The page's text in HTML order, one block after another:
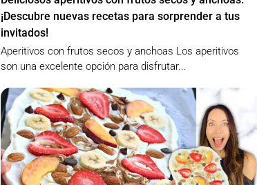
¡Descubre nuevas recetas para sorprender a tus
invitados!
Aperitivos con frutos secos y anchoas Los aperitivos
son una excelente opción para disfrutar...